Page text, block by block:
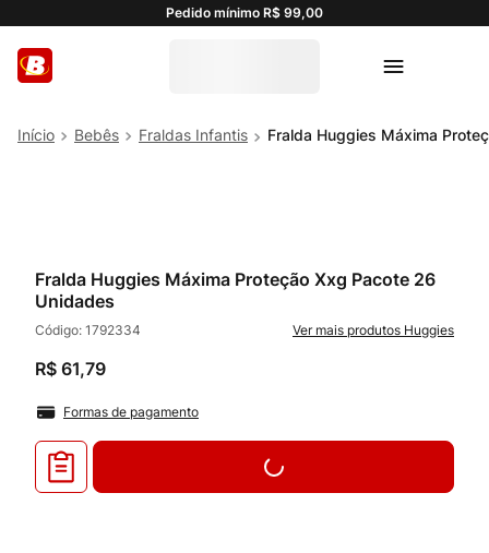
Pedido mínimo R$ 99,00
Bebês Fraldas Infantis Fralda Huggies Máxima
Fralda Huggies Máxima Proteção Xxg Pacote 26
Unidades
Código: 1792334 Huggies
R$ 61,79
Formas de pagamento